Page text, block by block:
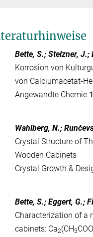
Bette, S.; Stelzner, J.;
Korrosion von
von Calciumacetat-
Angewandte Chemie
Wahlberg, N.;
Crystal Structure of
Wooden Cabinets
Crystal Growth &
Bette, S.; Eggert, G.;
Characterization of a
cabinets: Ca2(CH3